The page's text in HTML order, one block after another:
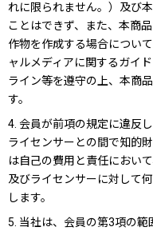
れに限られません。）及び
ことはできず、また、本商
作物を作成する場合につい
ャルメディアに関するガイ
ライン等を遵守の上、本商
す。
4. 会員が前項の規定に違反
ライセンサーとの間で知的
は自己の費用と責任におい
及びライセンサーに対して
します。
5. 当社は、会員の第3項の